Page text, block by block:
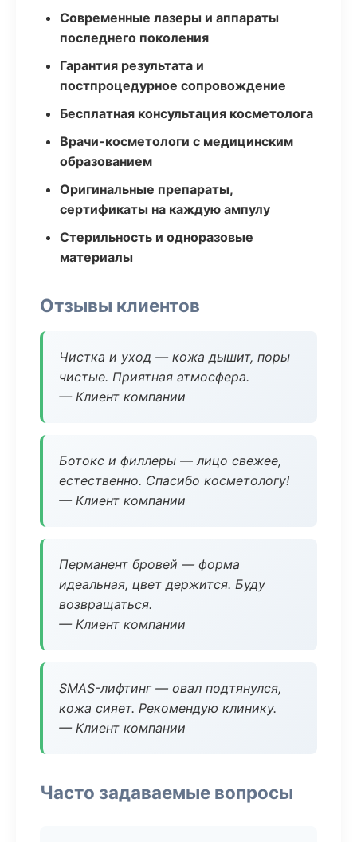
Современные лазеры и аппараты
последнего поколения
Гарантия результата и
постпроцедурное сопровождение
Бесплатная консультация косметолога
Врачи-косметологи с медицинским
образованием
Оригинальные препараты,
сертификаты на каждую ампулу
Стерильность и одноразовые
материалы
Отзывы клиентов
Чистка и уход — кожа дышит, поры
чистые. Приятная атмосфера.
— Клиент компании
Ботокс и филлеры — лицо свежее,
естественно. Спасибо косметологу!
— Клиент компании
Перманент бровей — форма
идеальная, цвет держится. Буду
возвращаться.
— Клиент компании
SMAS-лифтинг — овал подтянулся,
кожа сияет. Рекомендую клинику.
— Клиент компании
Часто задаваемые вопросы